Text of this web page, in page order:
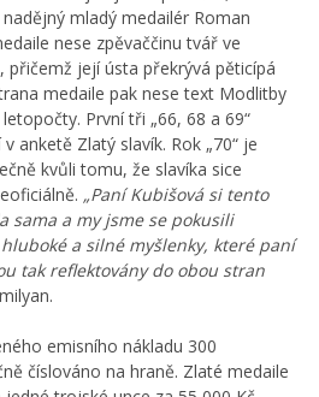
mladý medailér Roman
nese zpěvaččinu tvář ve
přičemž její ústa překrývá pěticípá
medaile pak nese text Modlitby
První tři „66, 68 a 69“
anketě Zlatý slavík. Rok „70“ je
kvůli tomu, že slavíka sice
„Paní Kubišová si tento
sama a my jsme se pokusili
a silné myšlenky, které paní
tak reflektovány do obou stran
emisního nákladu 300
číslováno na hraně. Zlaté medaile